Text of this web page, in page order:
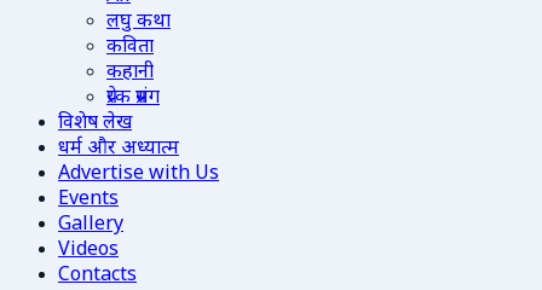
लघु कथा
कविता
कहानी
प्रेरक प्रसंग
विशेष लेख
धर्म और अध्यात्म
Advertise with Us
Events
Gallery
Videos
Contacts